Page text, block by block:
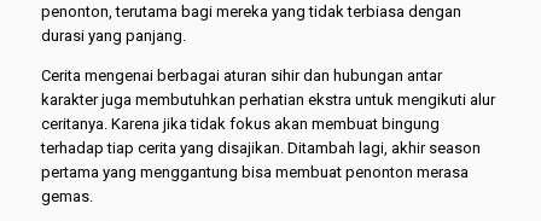
penonton, terutama bagi mereka yang tidak terbiasa dengan
durasi yang panjang.
Cerita mengenai berbagai aturan sihir dan hubungan antar
karakter juga membutuhkan perhatian ekstra untuk mengikuti alur
ceritanya. Karena jika tidak fokus akan membuat bingung
terhadap tiap cerita yang disajikan. Ditambah lagi, akhir season
pertama yang menggantung bisa membuat penonton merasa
gemas.